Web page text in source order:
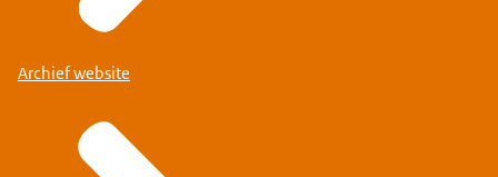
Archief website